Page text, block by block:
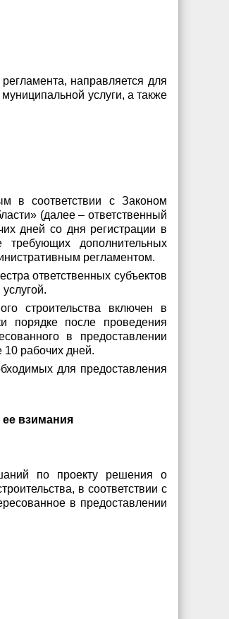
направляется для
услуги, а также
в соответствии с Законом
(далее – ответственный
дней со дня регистрации в
требующих дополнительных
регламентом.
ответственных субъектов
строительства включен в
порядке после проведения
в предоставлении
10 рабочих дней.
для предоставления
взимания
по проекту решения о
в соответствии с
в предоставлении